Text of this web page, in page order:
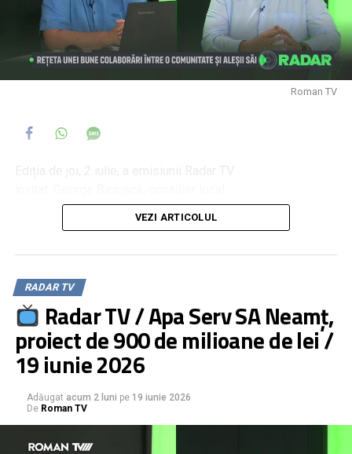
Roman TV
moderator: Daniel Muraru
Scena politică națională, în zodia scandalului
VEZI ARTICOLUL
RADAR TV
Radar TV / Apa Serv SA Neamț,
proiect de 900 de milioane de lei /
19 iunie 2026
Adăugat acum 2 luni pe 19 iunie 2026
De Roman TV